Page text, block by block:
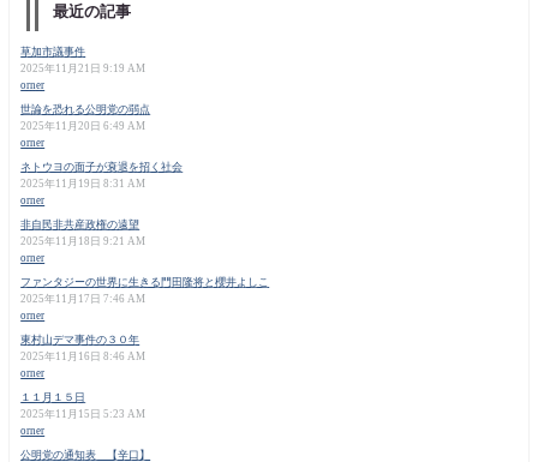
最近の記事
草加市議事件
2025年11月21日 9:19 AM
orner
世論を恐れる公明党の弱点
2025年11月20日 6:49 AM
orner
ネトウヨの面子が衰退を招く社会
2025年11月19日 8:31 AM
orner
非自民非共産政権の遠望
2025年11月18日 9:21 AM
orner
ファンタジーの世界に生きる門田隆将と櫻井よしこ
2025年11月17日 7:46 AM
orner
東村山デマ事件の３０年
2025年11月16日 8:46 AM
orner
１１月１５日
2025年11月15日 5:23 AM
orner
公明党の通知表 【辛口】